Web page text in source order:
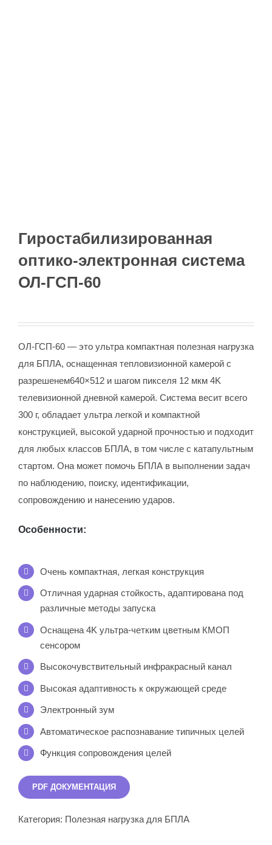
Гиростабилизированная
оптико-электронная система
ОЛ-ГСП-60
ОЛ-ГСП-60 — это ультра компактная полезная нагрузка
для БПЛА, оснащенная тепловизионной камерой с
разрешенем640×512 и шагом пикселя 12 мкм 4K
телевизионной дневной камерой. Система весит всего
300 г, обладает ультра легкой и компактной
конструкцией, высокой ударной прочностью и подходит
для любых классов БПЛА, в том числе с катапультным
стартом. Она может помочь БПЛА в выполнении задач
по наблюдению, поиску, идентификации,
сопровождению и нанесению ударов.
Особенности:
Очень компактная, легкая конструкция
Отличная ударная стойкость, адаптирована под
различные методы запуска
Оснащена 4K ультра-четким цветным КМОП
сенсором
Высокочувствительный инфракрасный канал
Высокая адаптивность к окружающей среде
Электронный зум
Автоматическое распознавание типичных целей
Функция сопровождения целей
PDF ДОКУМЕНТАЦИЯ
Категория: Полезная нагрузка для БПЛА